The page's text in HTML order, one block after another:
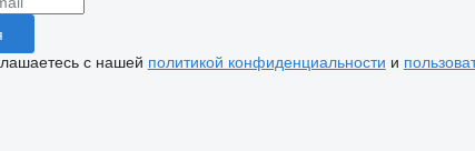
с нашей политикой конфиденциальности и